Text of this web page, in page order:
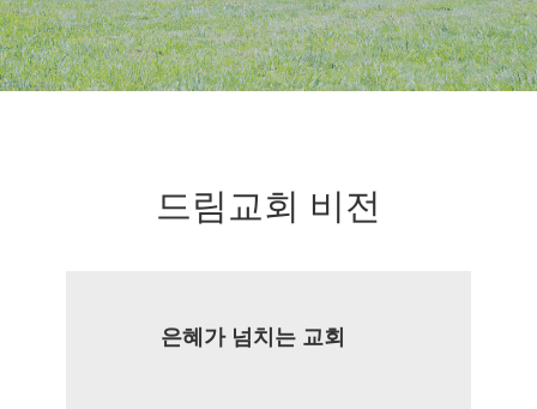
드림교회 비전
은혜가 넘치는 교회